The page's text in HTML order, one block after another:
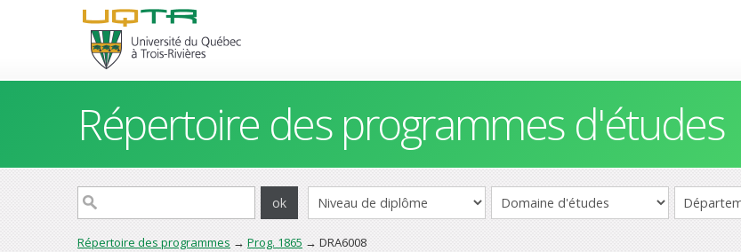
Répertoire des programmes d'études
Répertoire des programmes → Prog. 1865 → DRA6008